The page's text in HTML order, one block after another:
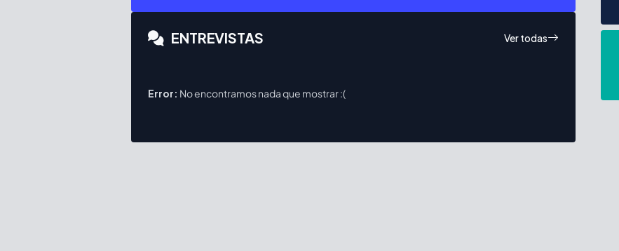
ENTREVISTAS Ver todas
Error: No encontramos nada que mostrar :(